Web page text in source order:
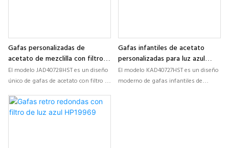
Gafas personalizadas de
acetato de mezclilla con filtro
de luz azul para hombre
JAD40728HST
El modelo JAD40728HST es un diseño
único de gafas de acetato con filtro de
tela vaquera, que ofrece una solución
moderna y personalizada para
Gafas infantiles de acetato
personalizadas para luz azul
KAD40727HST
El modelo KAD40727HST es un diseño
moderno de gafas infantiles de